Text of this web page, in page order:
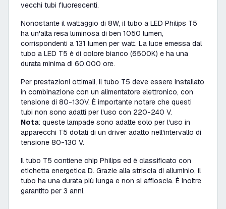
vecchi tubi fluorescenti.
Nonostante il wattaggio di 8W, il tubo a LED Philips T5
ha un'alta resa luminosa di ben 1050 lumen,
corrispondenti a 131 lumen per watt. La luce emessa dal
tubo a LED T5 è di colore bianco (6500K) e ha una
durata minima di 60.000 ore.
Per prestazioni ottimali, il tubo T5 deve essere installato
in combinazione con un alimentatore elettronico, con
tensione di 80-130V. È importante notare che questi
tubi non sono adatti per l'uso con 220-240 V.
Nota: queste lampade sono adatte solo per l'uso in
apparecchi T5 dotati di un driver adatto nell'intervallo di
tensione 80-130 V.
Il tubo T5 contiene chip Philips ed è classificato con
etichetta energetica D. Grazie alla striscia di alluminio, il
tubo ha una durata più lunga e non si affloscia. È inoltre
garantito per 3 anni.